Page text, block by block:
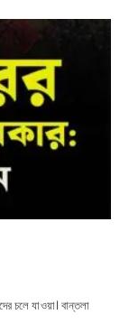
চলে যাওয়া। বান্তলা